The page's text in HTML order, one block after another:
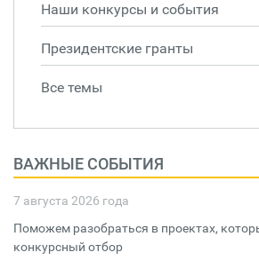
Наши конкурсы и события
Президентские гранты
Все темы
ВАЖНЫЕ СОБЫТИЯ
7 августа 2026 года
Поможем разобраться в проектах,
конкурсный отбор